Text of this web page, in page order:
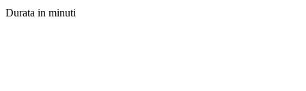
Durata in minuti